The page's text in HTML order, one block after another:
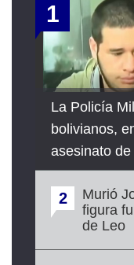
1
La Policía
bolivianos,
asesinato
2
Murió
figura
de Leo